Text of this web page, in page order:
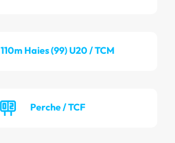
110m Haies (99) U20 / TCM
Perche / TCF